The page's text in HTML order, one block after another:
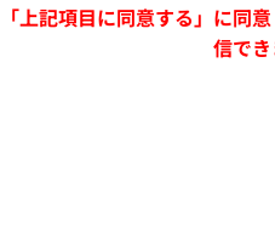
「上記項目に同意する」に同
信で